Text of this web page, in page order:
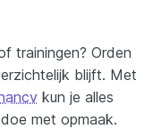
trainingen? Orden
blijft. Met
kun je alles
met opmaak.